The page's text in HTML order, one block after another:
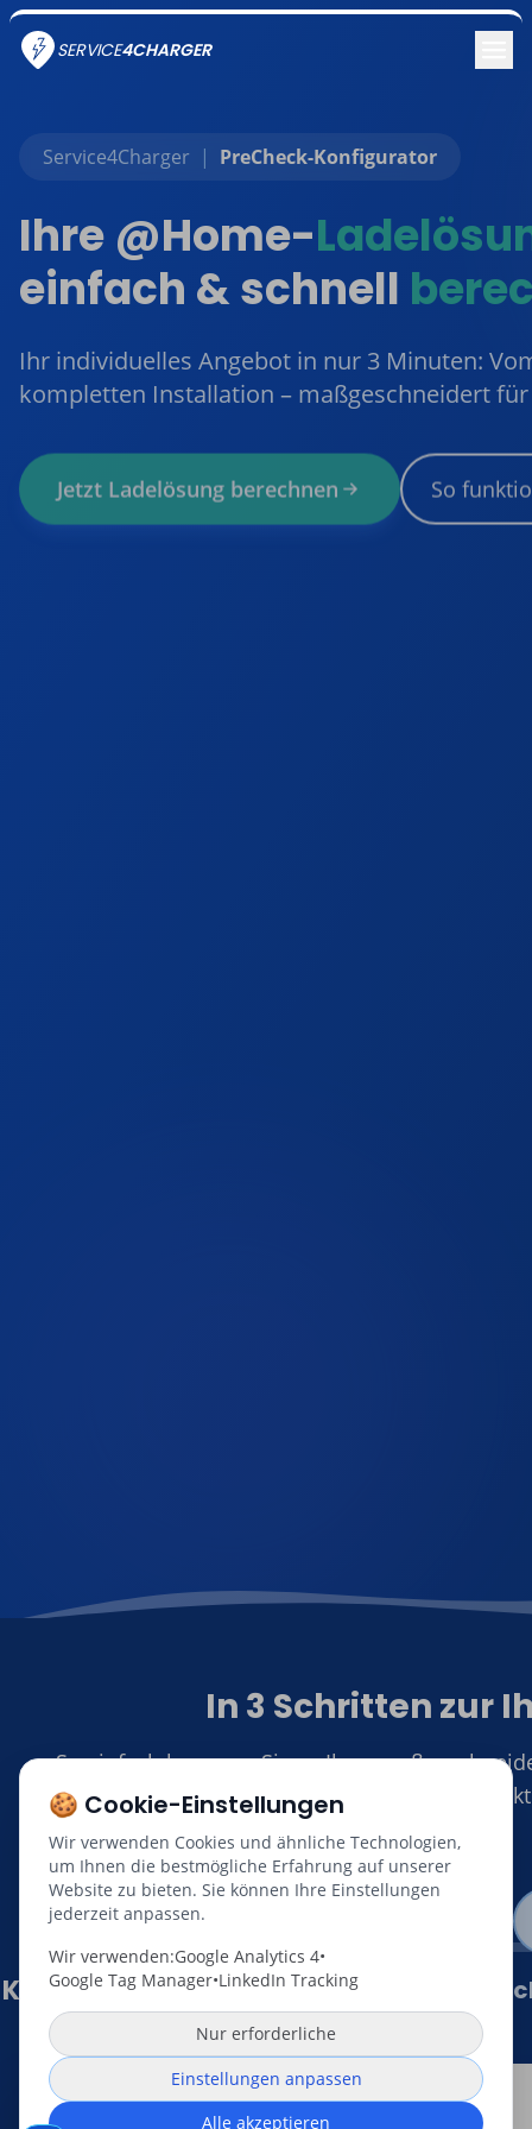
SERVICE4CHARGER
🍪 Cookie-Einstellungen
Wir verwenden Cookies und ähnliche Technologien,
um Ihnen die bestmögliche Erfahrung auf unserer
Website zu bieten. Sie können Ihre Einstellungen
jederzeit anpassen.
Wir verwenden:Google Analytics 4•
Google Tag Manager•LinkedIn Tracking
Nur erforderliche
Einstellungen anpassen
Alle akzeptieren
Service4Charger | PreCheck-Konfigurator
Ihre @Home-
einfach & schnell
Ihr individuelles Angebot in nur 3 Minuten:
kompletten Installation – maßgeschneidert
Jetzt Ladelösung berechnen So
In 3 Schritten zur
So einfach kommen Sie zu Ihrer
ohne
1
Kostenlose Preiskalkulation